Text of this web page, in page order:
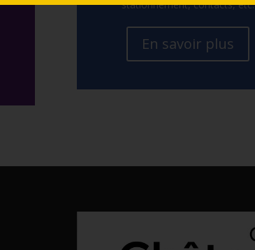
stationnement, contacts, etc.
En savoir plus